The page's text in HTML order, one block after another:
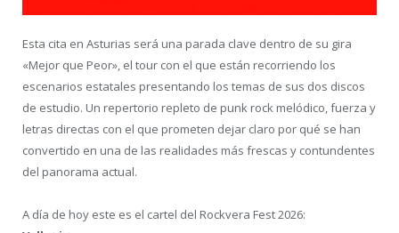
Esta cita en Asturias será una parada clave dentro de su gira
«Mejor que Peor», el tour con el que están recorriendo los
escenarios estatales presentando los temas de sus dos discos
de estudio. Un repertorio repleto de punk rock melódico, fuerza y
letras directas con el que prometen dejar claro por qué se han
convertido en una de las realidades más frescas y contundentes
del panorama actual.
A día de hoy este es el cartel del Rockvera Fest 2026: